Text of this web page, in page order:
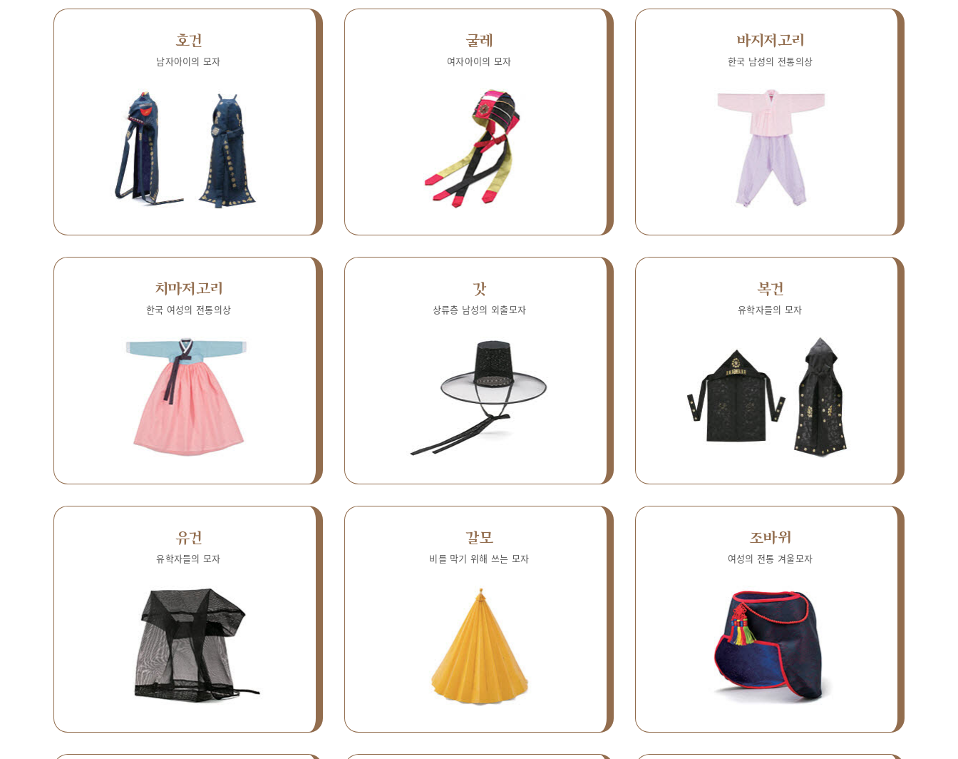
호건
남자아이의 모자
굴레
여자아이의 모자
바지저고리
한국 남성의 전통의상
치마저고리
한국 여성의 전통의상
갓
상류층 남성의 외출모자
복건
유학자들의 모자
유건
유학자들의 모자
갈모
비를 막기 위해 쓰는 모자
조바위
여성의 전통 겨울모자